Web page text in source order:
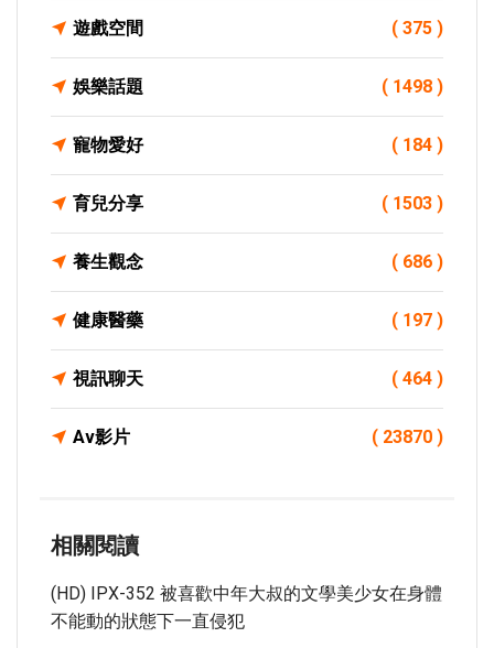
遊戲空間 ( 375 )
娛樂話題 ( 1498 )
寵物愛好 ( 184 )
育兒分享 ( 1503 )
養生觀念 ( 686 )
健康醫藥 ( 197 )
視訊聊天 ( 464 )
Av影片 ( 23870 )
相關閱讀
(HD) IPX-352 被喜歡中年大叔的文學美少女在身體
不能動的狀態下一直侵犯